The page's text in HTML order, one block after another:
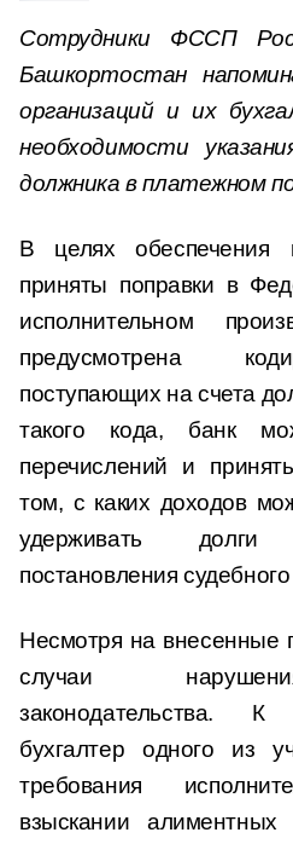
Сотрудники ФССП
Башкортостан
организаций и их
необходимости
должника в платежном
В целях обеспечения
приняты поправки в
исполнительном
предусмотрена
поступающих на счета
такого кода, банк
перечислений и
том, с каких доходов
удерживать
постановления
Несмотря на внесенные
случаи
законодательства.
бухгалтер одного из
требования
взыскании